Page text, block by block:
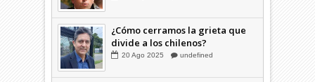
¿Cómo cerramos la grieta que
divide a los chilenos?
20 Ago 2025 undefined